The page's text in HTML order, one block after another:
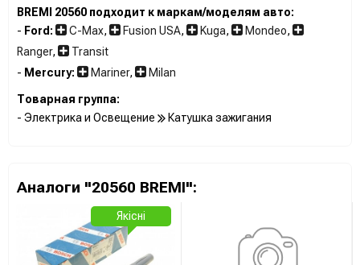
BREMI 20560 подходит к маркам/моделям авто:
- Ford: C-Max, Fusion USA, Kuga, Mondeo,
Ranger,
Transit
- Mercury: Mariner, Milan
Товарная группа:
- Электрика и Освещение
Катушка зажигания
Аналоги "20560 BREMI":
Якісні